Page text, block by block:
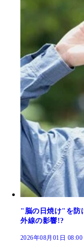
"脳の日焼け"を防
外線の影響!?
2026年08月01日 08:00